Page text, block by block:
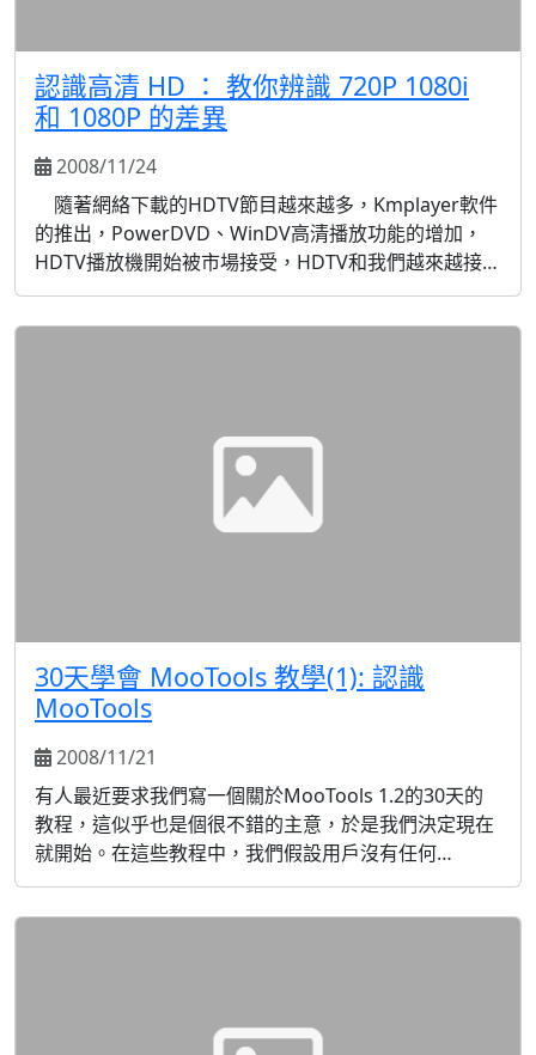
認識高清 HD ： 教你辨識 720P 1080i
和 1080P 的差異
2008/11/24
的推出，PowerDVD、WinDV高清播放功能的增加，
HDTV播放機開始被市場接受，HDTV和我們越來越接
近。很多人開始對HDTV有所瞭解。 一提到HDTV，很
多人以為非常簡單，不就是720P、1080i嘛，最多不過
30天學會 MooTools 教學(1): 認識
MooTools
2008/11/21
有人最近要求我們寫一個關於MooTools 1.2的30天的
教程，這似乎也是個很不錯的主意，於是我們決定現在
就開始。在這些教程中，我們假設用戶沒有任何
MooTools或者是JavaScript經驗，但是至少有基本的
HTML和CSS知識。 MooTools 1.2 JavaScript庫介紹